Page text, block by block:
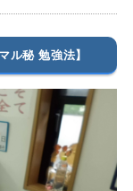
ル秘 勉強法】